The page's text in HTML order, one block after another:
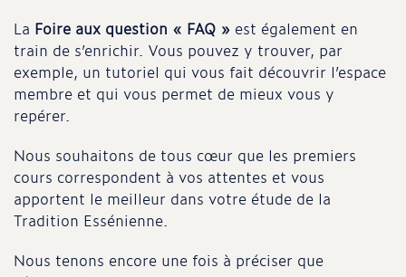
La Foire aux question « FAQ » est également en
train de s’enrichir. Vous pouvez y trouver, par
exemple, un tutoriel qui vous fait découvrir l’espace
membre et qui vous permet de mieux vous y
repérer.
Nous souhaitons de tous cœur que les premiers
cours correspondent à vos attentes et vous
apportent le meilleur dans votre étude de la
Tradition Essénienne.
Nous tenons encore une fois à préciser que